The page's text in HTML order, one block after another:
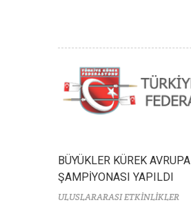
BÜYÜKLER KÜREK AVRUPA
ŞAMPİYONASI YAPILDI
ULUSLARARASI ETKİNLİKLER